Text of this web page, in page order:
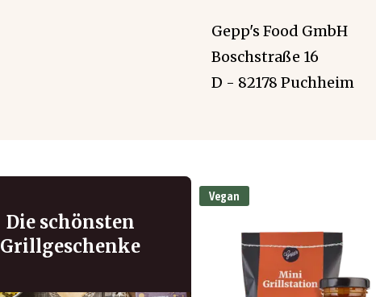
Gepp's Food GmbH
Boschstraße 16
D - 82178 Puchheim
Die schönsten
Grillgeschenke
Vegan